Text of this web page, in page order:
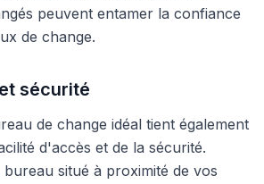
peuvent entamer la confiance
de change.
sécurité
de change idéal tient également
d'accès et de la sécurité.
situé à proximité de vos